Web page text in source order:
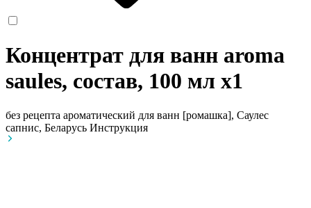
Концентрат для ванн aroma
saules, состав, 100 мл x1
без рецепта ароматический для ванн [ромашка], Саулес
сапнис, Беларусь Инструкция